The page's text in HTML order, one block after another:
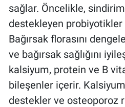
sağlar. Öncelikle, sindirim
destekleyen probiyotikler
Bağırsak florasını
ve bağırsak sağlığını
kalsiyum, protein ve B
bileşenler içerir.
destekler ve osteoporoz